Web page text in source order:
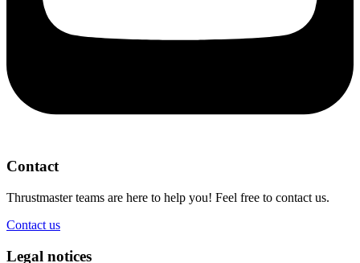
Contact
Thrustmaster teams are here to help you! Feel free to contact us.
Contact us
Legal notices